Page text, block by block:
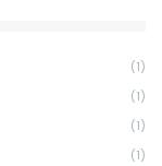
(1)
(1)
(1)
(1)